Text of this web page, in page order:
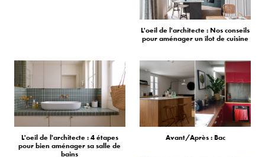
L'oeil de l'architecte : Nos conseils
pour aménager un îlot de cuisine
L'oeil de l'architecte : 4 étapes
pour bien aménager sa salle de
bains
Avant/Après : Bac